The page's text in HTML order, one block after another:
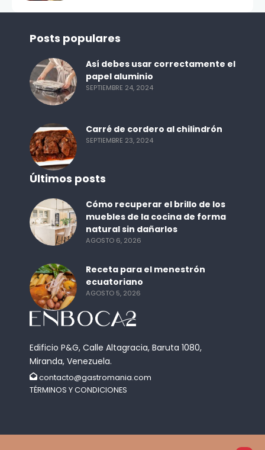
Edificio P&G, Calle Altagracia, Baruta 1080,
Miranda, Venezuela.
contacto@gastromania.com
TÉRMINOS Y CONDICIONES
Posts populares
Así debes usar correctamente el
papel aluminio
SEPTIEMBRE 24, 2024
Carré de cordero al chilindrón
SEPTIEMBRE 23, 2024
Últimos posts
Cómo recuperar el brillo de los
muebles de la cocina de forma
natural sin dañarlos
AGOSTO 6, 2026
Receta para el menestrón
ecuatoriano
AGOSTO 5, 2026